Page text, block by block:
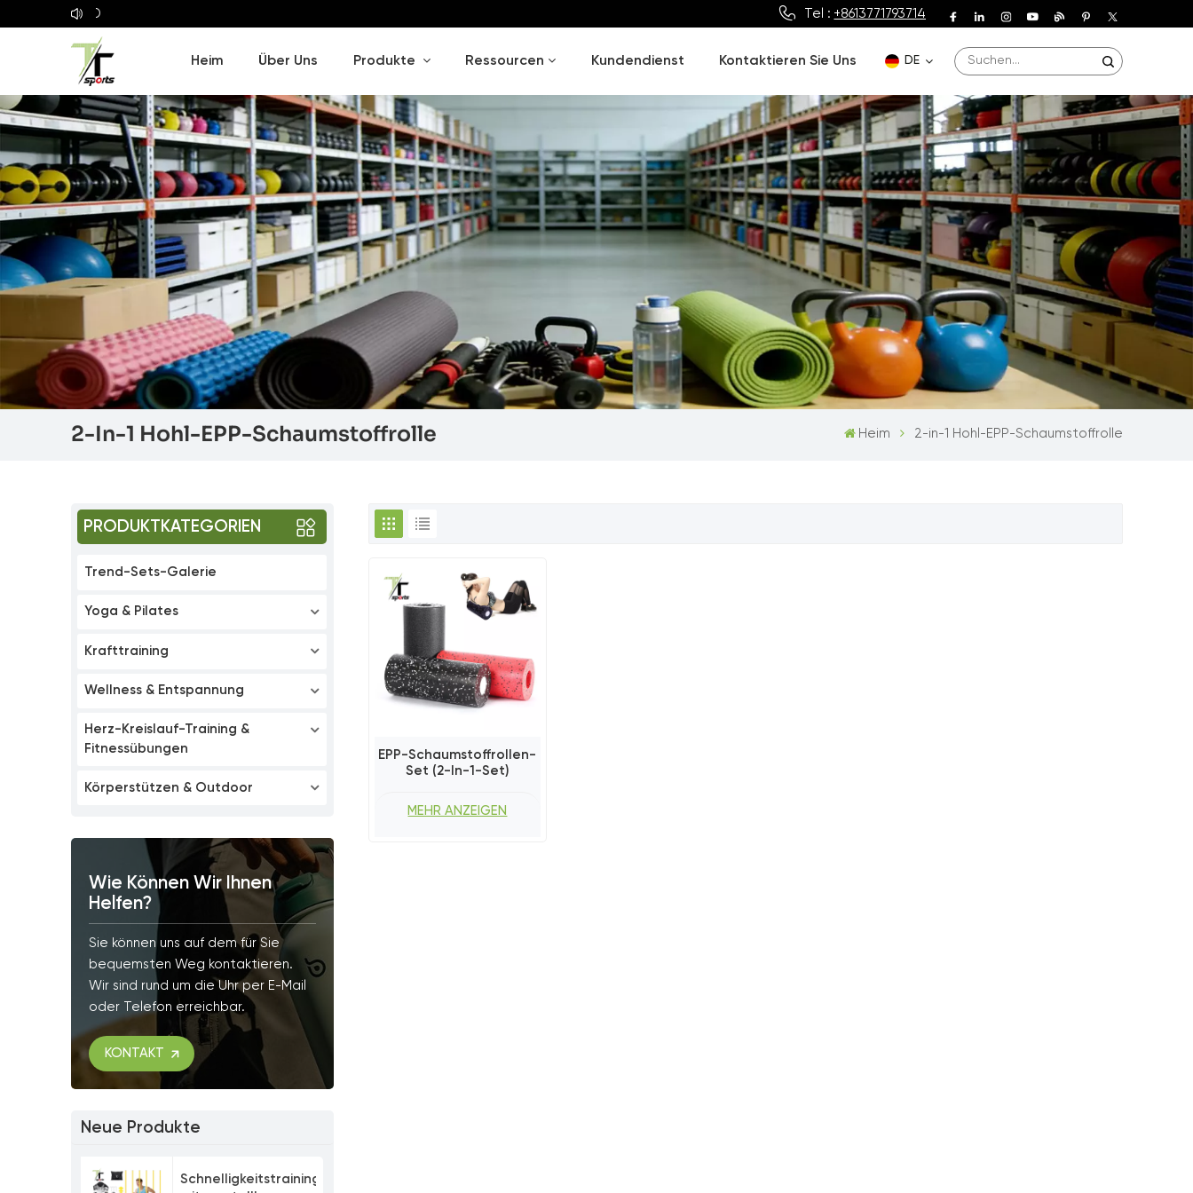
Tel : +8613771793714
Heim Über Uns Produkte Ressourcen Kundendienst Kontaktieren Sie Uns DE
English
Deutsch
Español
Français
Português
2-In-1 Hohl-EPP-Schaumstoffrolle Heim 2-in-1 Hohl-EPP-Schaumstoffrolle
PRODUKTKATEGORIEN
Trend-Sets-Galerie
Yoga & Pilates
Krafttraining
Wellness & Entspannung
Herz-Kreislauf-Training &
Fitnessübungen
Körperstützen & Outdoor
Wie Können Wir Ihnen
Helfen?
Sie können uns auf dem für Sie
bequemsten Weg kontaktieren.
Wir sind rund um die Uhr per E-Mail
oder Telefon erreichbar.
KONTAKT
Neue Produkte
Schnelligkeitstrainingsset
EPP-Schaumstoffrollen-
Set (2-In-1-Set)
MEHR ANZEIGEN